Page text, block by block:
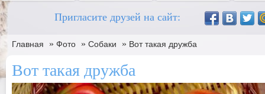
Пригласите друзей на сайт:
Главная » Фото » Собаки » Вот такая дружба
Вот такая дружба